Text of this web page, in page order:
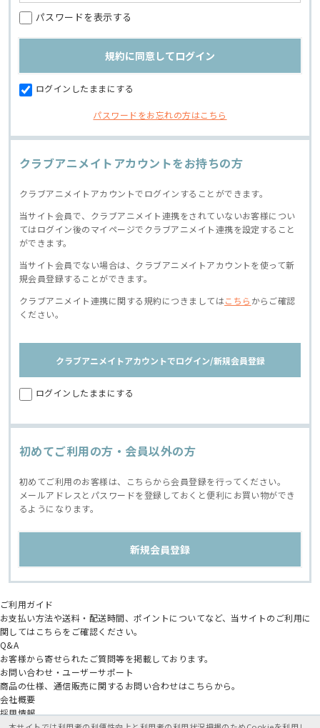
パスワードを表示する
ログインしたままにする
パスワードをお忘れの方はこちら
クラブアニメイトアカウントをお持ちの方
クラブアニメイトアカウントでログインすることができます。
当サイト会員で、クラブアニメイト連携をされていないお客様につい
てはログイン後のマイページでクラブアニメイト連携を設定すること
ができます。
当サイト会員でない場合は、クラブアニメイトアカウントを使って新
規会員登録することができます。
クラブアニメイト連携に関する規約につきましてはこちら からご確認
ください。
クラブアニメイトアカウントでログイン/新規会員登録
ログインしたままにする
初めてご利用の方・会員以外の方
初めてご利用のお客様は、こちらから会員登録を行ってください。
メールアドレスとパスワードを登録しておくと便利にお買い物ができ
るようになります。
ご利用ガイド
お支払い方法や送料・配送時間、ポイントについてなど、当サイトのご利用に
関してはこちらをご確認ください。
Q&A
お客様から寄せられたご質問等を掲載しております。
お問い合わせ・ユーザーサポート
商品の仕様、通信販売に関するお問い合わせはこちらから。
会社概要
採用情報